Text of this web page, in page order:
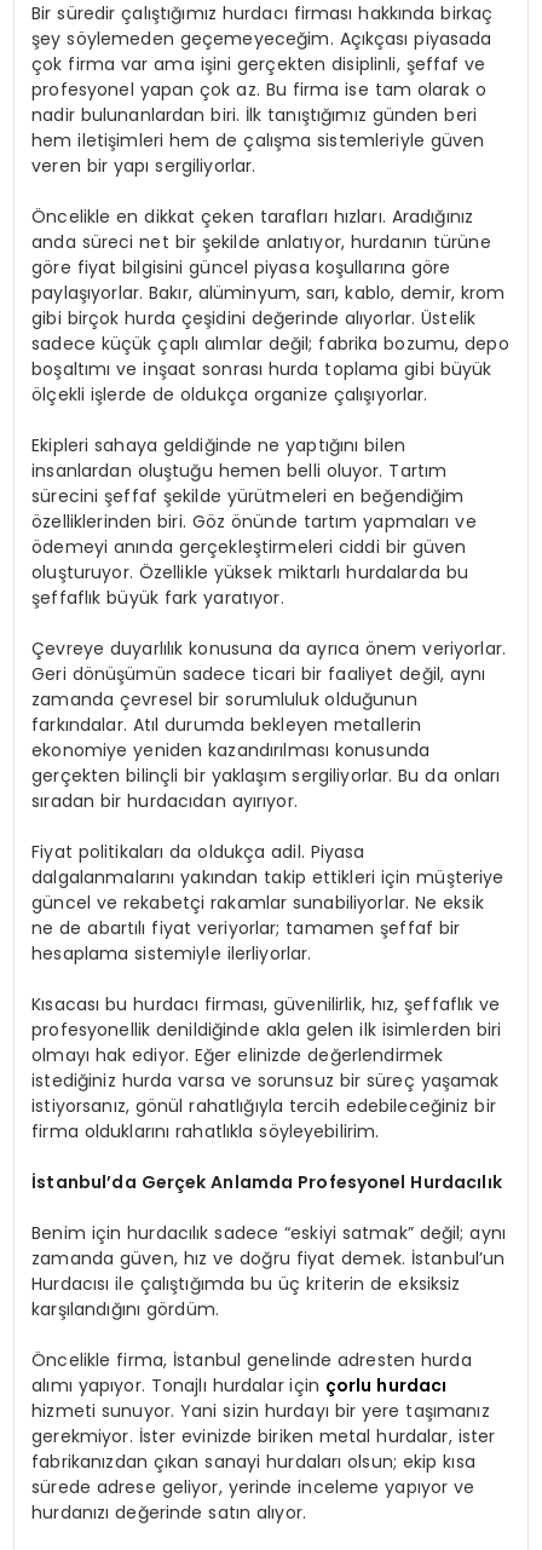
Bir süredir çalıştığımız hurdacı firması hakkında birkaç
şey söylemeden geçemeyeceğim. Açıkçası piyasada
çok firma var ama işini gerçekten disiplinli, şeffaf ve
profesyonel yapan çok az. Bu firma ise tam olarak o
nadir bulunanlardan biri. İlk tanıştığımız günden beri
hem iletişimleri hem de çalışma sistemleriyle güven
veren bir yapı sergiliyorlar.
Öncelikle en dikkat çeken tarafları hızları. Aradığınız
anda süreci net bir şekilde anlatıyor, hurdanın türüne
göre fiyat bilgisini güncel piyasa koşullarına göre
paylaşıyorlar. Bakır, alüminyum, sarı, kablo, demir, krom
gibi birçok hurda çeşidini değerinde alıyorlar. Üstelik
sadece küçük çaplı alımlar değil; fabrika bozumu, depo
boşaltımı ve inşaat sonrası hurda toplama gibi büyük
ölçekli işlerde de oldukça organize çalışıyorlar.
Ekipleri sahaya geldiğinde ne yaptığını bilen
insanlardan oluştuğu hemen belli oluyor. Tartım
sürecini şeffaf şekilde yürütmeleri en beğendiğim
özelliklerinden biri. Göz önünde tartım yapmaları ve
ödemeyi anında gerçekleştirmeleri ciddi bir güven
oluşturuyor. Özellikle yüksek miktarlı hurdalarda bu
şeffaflık büyük fark yaratıyor.
Çevreye duyarlılık konusuna da ayrıca önem veriyorlar.
Geri dönüşümün sadece ticari bir faaliyet değil, aynı
zamanda çevresel bir sorumluluk olduğunun
farkındalar. Atıl durumda bekleyen metallerin
ekonomiye yeniden kazandırılması konusunda
gerçekten bilinçli bir yaklaşım sergiliyorlar. Bu da onları
sıradan bir hurdacıdan ayırıyor.
Fiyat politikaları da oldukça adil. Piyasa
dalgalanmalarını yakından takip ettikleri için müşteriye
güncel ve rekabetçi rakamlar sunabiliyorlar. Ne eksik
ne de abartılı fiyat veriyorlar; tamamen şeffaf bir
hesaplama sistemiyle ilerliyorlar.
Kısacası bu hurdacı firması, güvenilirlik, hız, şeffaflık ve
profesyonellik denildiğinde akla gelen ilk isimlerden biri
olmayı hak ediyor. Eğer elinizde değerlendirmek
istediğiniz hurda varsa ve sorunsuz bir süreç yaşamak
istiyorsanız, gönül rahatlığıyla tercih edebileceğiniz bir
firma olduklarını rahatlıkla söyleyebilirim.
İstanbul’da Gerçek Anlamda Profesyonel Hurdacılık
Benim için hurdacılık sadece “eskiyi satmak” değil; aynı
zamanda güven, hız ve doğru fiyat demek. İstanbul’un
Hurdacısı ile çalıştığımda bu üç kriterin de eksiksiz
karşılandığını gördüm.
Öncelikle firma, İstanbul genelinde adresten hurda
alımı yapıyor. Tonajlı hurdalar için çorlu hurdacı
hizmeti sunuyor. Yani sizin hurdayı bir yere taşımanız
gerekmiyor. İster evinizde biriken metal hurdalar, ister
fabrikanızdan çıkan sanayi hurdaları olsun; ekip kısa
sürede adrese geliyor, yerinde inceleme yapıyor ve
hurdanızı değerinde satın alıyor.